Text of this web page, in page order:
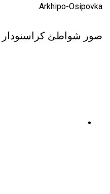
Arkhipo-Osipovka.
صور شواطئ كراسنودار